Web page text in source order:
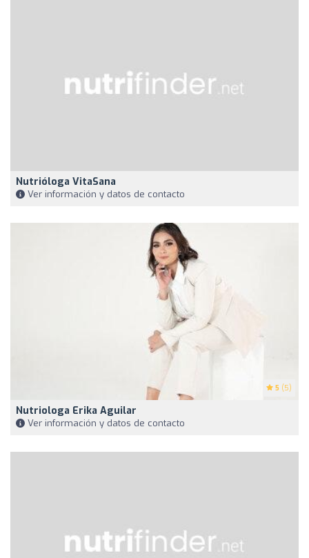
Nutrióloga VitaSana
Ver información y datos de contacto
5 (5)
Nutriologa Erika Aguilar
Ver información y datos de contacto